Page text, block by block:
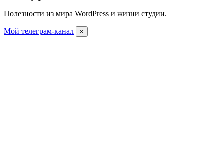
Полезности из мира WordPress и жизни студии.
Мой телеграм-канал ×